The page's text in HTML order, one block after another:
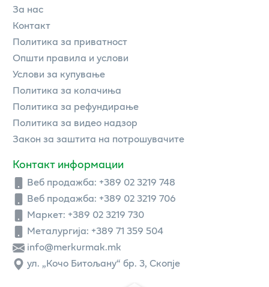
За нас
Контакт
Политика за приватност
Општи правила и услови
Услови за купување
Политика за колачиња
Политика за рефундирање
Политика за видео надзор
Закон за заштита на потрошувачите
Контакт информации
Веб продажба: +389 02 3219 748
Веб продажба: +389 02 3219 706
Маркет: +389 02 3219 730
Металургија: +389 71 359 504
info@merkurmak.mk
ул. „Кочо Битољану“ бр. 3, Скопје